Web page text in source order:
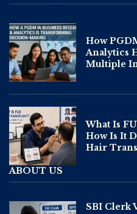
How
Analytics
Multiple
What Is
How Is It
Hair
ABOUT US
SBI Clerk